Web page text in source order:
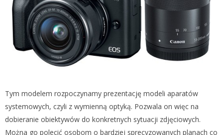
Tym modelem rozpoczynamy prezentację modeli aparatów
systemowych, czyli z wymienną optyką. Pozwala on więc na
dobieranie obiektywów do konkretnych sytuacji zdjęciowych.
Można go polecić osobom o bardziej sprecyzowanych planach co